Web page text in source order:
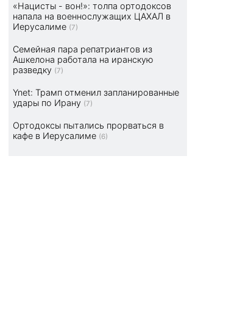
«Нацисты - вон!»: толпа ортодоксов
напала на военнослужащих ЦАХАЛ в
Иерусалиме (7)
Семейная пара репатриантов из
Ашкелона работала на иранскую
разведку (7)
Ynet: Трамп отменил запланированные
удары по Ирану (7)
Ортодоксы пытались прорваться в
кафе в Иерусалиме (6)